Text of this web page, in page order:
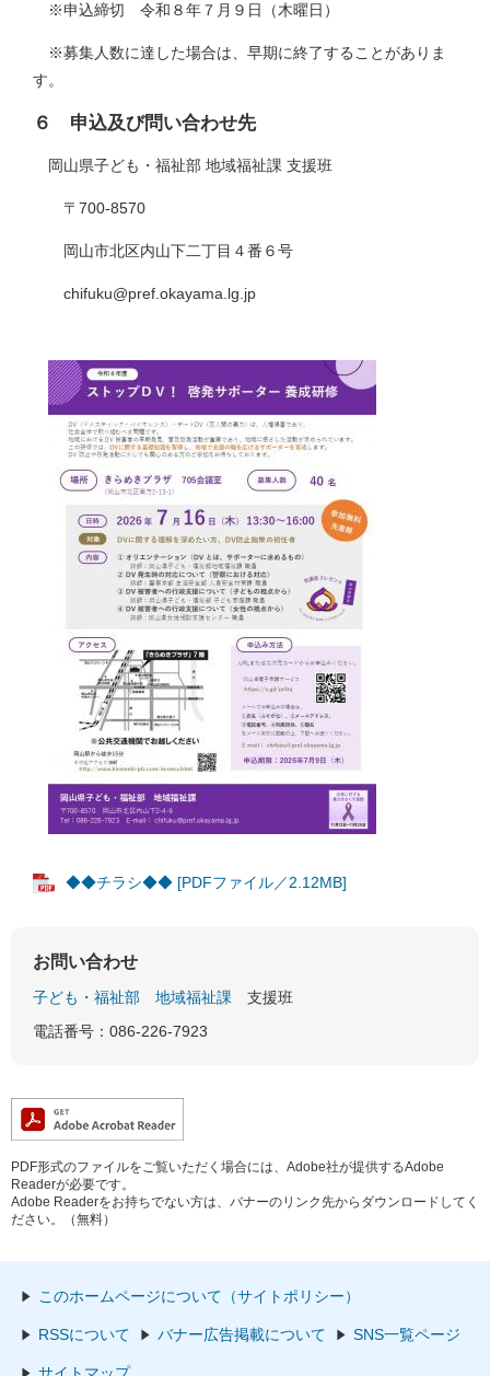
※申込締切 令和８年７月９日（木曜日）
※募集人数に達した場合は、早期に終了することがありま
す。
６　申込及び問い合わせ先
岡山県子ども・福祉部 地域福祉課 支援班
〒700-8570
岡山市北区内山下二丁目４番６号
chifuku@pref.okayama.lg.jp
◆◆チラシ◆◆ [PDFファイル／2.12MB]
お問い合わせ
子ども・福祉部 地域福祉課
支援班
電話番号：086-226-7923
PDF形式のファイルをご覧いただく場合には、Adobe社が提供するAdobe
Readerが必要です。
Adobe Readerをお持ちでない方は、バナーのリンク先からダウンロードしてく
ださい。（無料）
このホームページについて（サイトポリシー）
RSSについて バナー広告掲載について SNS一覧ページ